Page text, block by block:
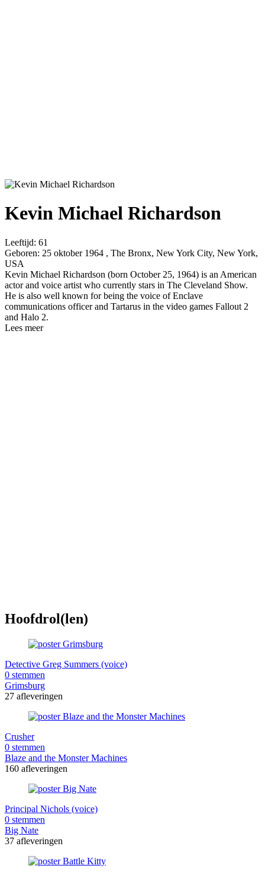
Kevin Michael Richardson
Leeftijd: 61
Geboren: 25 oktober 1964 , The Bronx, New York City, New York,
USA
Kevin Michael Richardson (born October 25, 1964) is an American
actor and voice artist who currently stars in The Cleveland Show.
He is also well known for being the voice of Enclave
communications officer and Tartarus in the video games Fallout 2
and Halo 2.
Lees meer
Hoofdrol(len)
Detective Greg Summers (voice)
0 stemmen
Grimsburg
27 afleveringen
Crusher
0 stemmen
Blaze and the Monster Machines
160 afleveringen
Principal Nichols (voice)
0 stemmen
Big Nate
37 afleveringen